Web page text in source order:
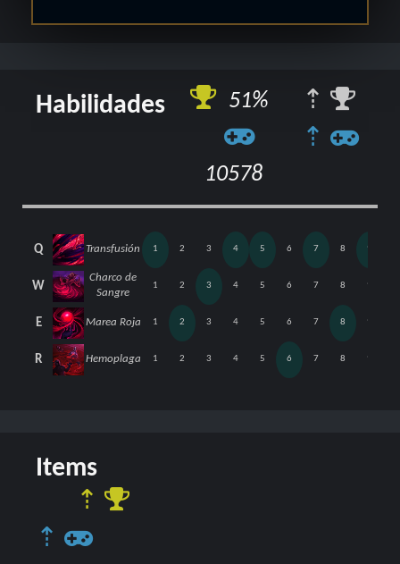
Habilidades 51%
10578
⇡
⇡
Q Transfusión 1 2 3 4 5 6 7 8 9
W
Charco de
Sangre
1 2 3 4 5 6 7 8 9
E Marea Roja 1 2 3 4 5 6 7 8 9
R Hemoplaga 1 2 3 4 5 6 7 8 9
Items
⇡
⇡